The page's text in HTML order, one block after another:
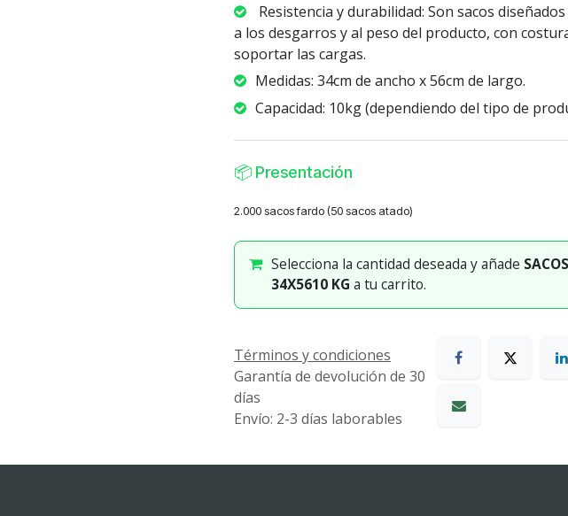
Resistencia y durabilidad: Son sacos
a los desgarros y al peso del producto, con
soportar las cargas.
Medidas: 34cm de ancho x 56cm de largo.
Capacidad: 10kg (dependiendo del tipo de
📦 Presentación
2.000 sacos fardo (50 sacos atado)
Selecciona la cantidad deseada y añade
34X5610 KG a tu carrito.
Términos y condiciones
Garantía de devolución de 30
días
Envío: 2-3 días laborables